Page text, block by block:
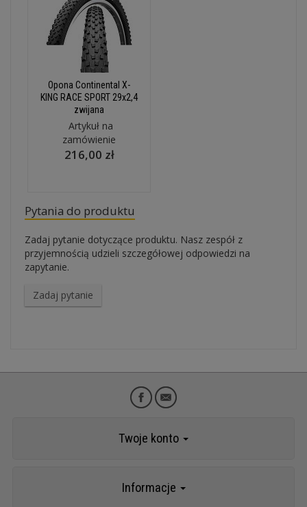
Opona Continental X-
KING RACE SPORT 29x2,4
zwijana
Artykuł na
zamówienie
216,00 zł
Pytania do produktu
Zadaj pytanie dotyczące produktu. Nasz zespół z
przyjemnością udzieli szczegółowej odpowiedzi na
zapytanie.
Zadaj pytanie
Twoje konto
Informacje